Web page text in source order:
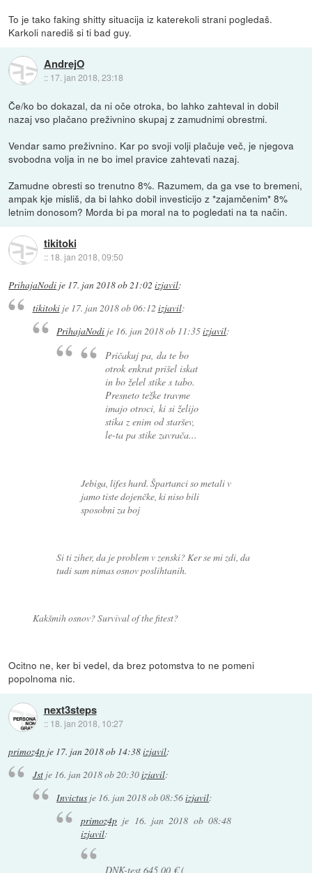
To je tako faking shitty situacija iz katerekoli strani pogledaš.
Karkoli narediš si ti bad guy.
AndrejO
:: 17. jan 2018, 23:18
Če/ko bo dokazal, da ni oče otroka, bo lahko zahteval in dobil
nazaj vso plačano preživnino skupaj z zamudnimi obrestmi.
Vendar samo preživnino. Kar po svoji volji plačuje več, je njegova
svobodna volja in ne bo imel pravice zahtevati nazaj.
Zamudne obresti so trenutno 8%. Razumem, da ga vse to bremeni,
ampak kje misliš, da bi lahko dobil investicijo z *zajamčenim* 8%
letnim donosom? Morda bi pa moral na to pogledati na ta način.
tikitoki
:: 18. jan 2018, 09:50
PrihajaNodi je 17. jan 2018 ob 21:02 izjavil:
tikitokije 17. jan 2018 ob 06:12 izjavil:
PrihajaNodi je 16. jan 2018 ob 11:35izjavil:
Pričakuj pa, da te bo
otrok enkrat prišel iskat
in bo želel stike s tabo.
Presneto težke travme
imajo otroci, ki si želijo
stika z enim od staršev,
le-ta pa stike zavrača...
Jebiga, lifes hard. Špartanci so metali v
jamo tiste dojenčke, ki niso bili
sposobni za boj
Si ti ziher, da je problem v zenski? Ker se mi zdi, da
tudi sam nimas osnov poslihtanih.
Kakšmih osnov? Survival of the fitest?
Ocitno ne, ker bi vedel, da brez potomstva to ne pomeni
popolnoma nic.
next3steps
:: 18. jan 2018, 10:27
primoz4p je 17. jan 2018 ob 14:38izjavil:
Jstje 16. jan 2018 ob 20:30izjavil:
Invictus je 16. jan 2018 ob 08:56izjavil:
primoz4pje 16. jan 2018 ob 08:48
izjavil:
DNK-test 645,00 € (